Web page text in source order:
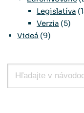
Legislatíva
Verzia (5)
Videá (9)